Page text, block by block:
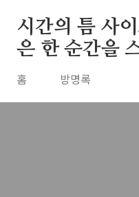
시간의 틈 사
은 한 순간을
홈 방명록